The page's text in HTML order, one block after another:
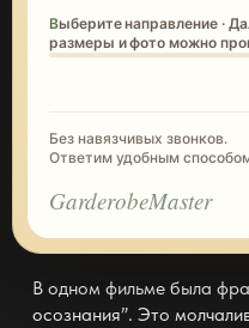
Выберите направление · Дальше 5 коротких вопросов ·
размеры и фото можно
Без навязчивых звонков.
Ответим удобным
GarderobeMaster
В одном фильме была
осознания”. Это